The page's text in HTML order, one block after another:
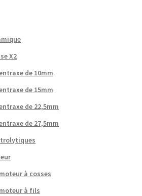
X2
de 10mm
de 15mm
de 22,5mm
de 27,5mm
à cosses
à fils